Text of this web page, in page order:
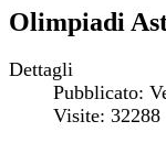
Olimpiadi
Dettagli
Pubblicato:
Visite: 32288